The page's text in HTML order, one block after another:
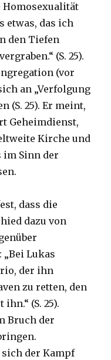
Homosexualität
etwas, das ich
den Tiefen
(S. 25).
(vor
an „Verfolgung
(S. 25). Er meint,
Geheimdienst,
Kirche und
im Sinn der
dass die
dazu von
Lukas
der ihn
zu retten, den
(S. 25).
Bruch der
der Kampf